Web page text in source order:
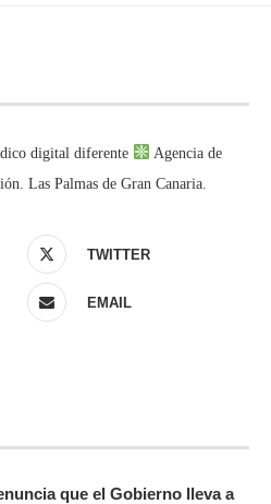
digital diferente
Agencia de
Las Palmas de Gran Canaria.
TWITTER
EMAIL
que el Gobierno lleva a